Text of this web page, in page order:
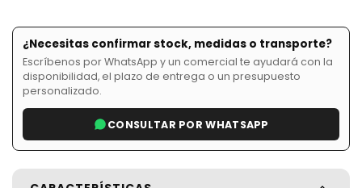
¿Necesitas confirmar stock, medidas o transporte?
Escríbenos por WhatsApp y un comercial te ayudará con la
disponibilidad, el plazo de entrega o un presupuesto
personalizado.
CONSULTAR POR WHATSAPP